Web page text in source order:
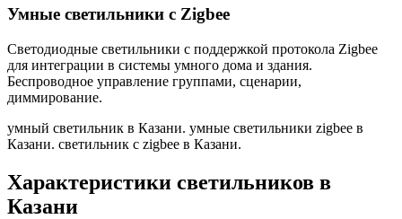
Умные светильники с Zigbee
Светодиодные светильники с поддержкой протокола Zigbee
для интеграции в системы умного дома и здания.
Беспроводное управление группами, сценарии,
диммирование.
умный светильник в Казани. умные светильники zigbee в
Казани. светильник с zigbee в Казани.
Характеристики светильников в
Казани